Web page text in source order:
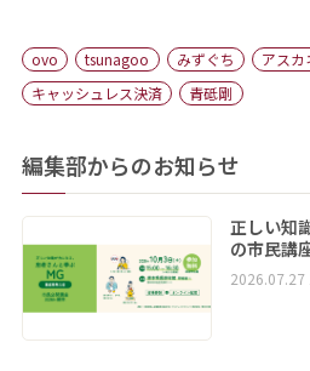
ovo tsunagoo みずぐち
アスカ
キャッシュレス決済
青砥剛
編集部からのお知らせ
正しい知
の市民講
2026.07.27